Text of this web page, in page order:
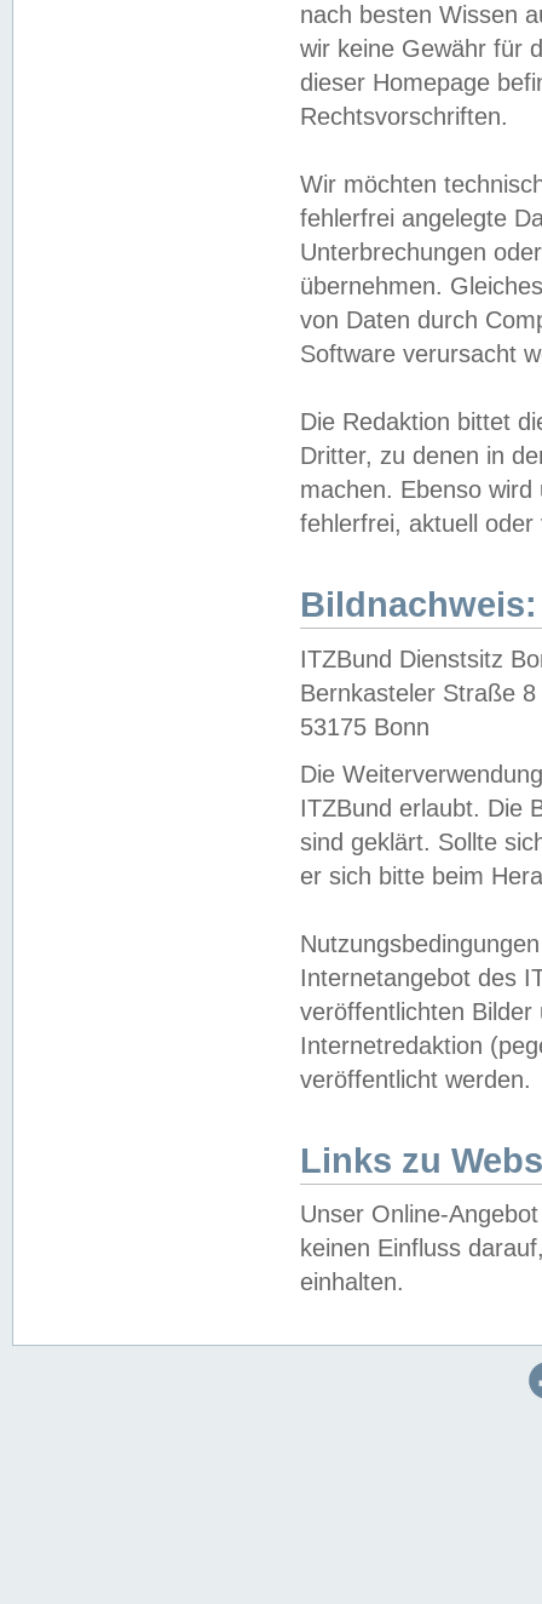
nach besten Wissen
wir keine Gewähr für
dieser Homepage
Rechtsvorschriften.
Wir möchten
fehlerfrei angelegte
Unterbrechungen
übernehmen.
von Daten durch
Software verursacht
Die Redaktion bittet
Dritter, zu denen in
machen. Ebenso
fehlerfrei, aktuell oder
Bildnachweis:
ITZBund Dienstsitz
Bernkasteler Straße 8
53175 Bonn
Die
ITZBund erlaubt. Die
sind geklärt. Sollte
er sich bitte beim
Internetangebot des
veröffentlichten
Internetredaktion
veröffentlicht werden.
Links zu
Unser Online-
keinen Einfluss
einhalten.